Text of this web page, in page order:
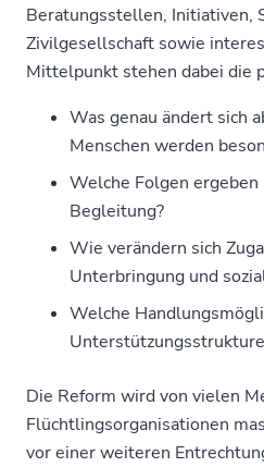
Beratungsstellen, Initiativen,
Zivilgesellschaft sowie
Mittelpunkt stehen dabei die
Was genau ändert sich
Menschen werden
Welche Folgen
Begleitung?
Wie verändern sich
Unterbringung und
Welche
Die Reform wird von vielen
Flüchtlingsorganisationen
vor einer weiteren